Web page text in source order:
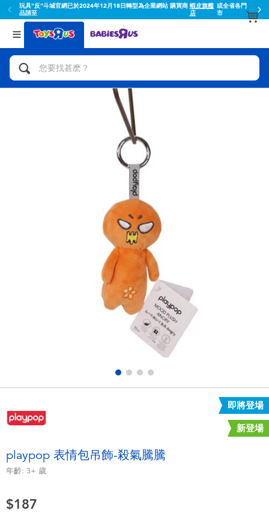
蝦皮結帳輸入折扣碼TOYSR2026享滿額$100折扣
返回
分類目錄
人氣英雄,角色扮演,射擊玩具
腳踏車,滑板車,騎乘車
拼砌組合及樂高LEGO
玩具車,貨車,火車及遙控系列
手工藝,文具,蠟筆,泥膠,畫板
娃娃, 芭比,收藏公仔
遊戲及拼圖系列
派對用品
返回
品牌
Toy Story玩具總動員
Super Mario超級瑪利歐
Disney Frozen迪士尼冰雪奇緣
NERF熱火 即將登場
新登場
playpop 表情包吊飾-殺氣騰騰
年齡: 3+ 歲
$187